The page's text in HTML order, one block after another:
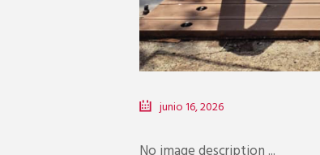
junio 16, 2026